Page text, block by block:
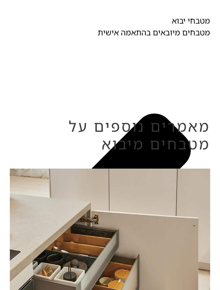
מטבחי יבוא
מטבחים מיובאים בהתאמה אישית
מאמרים נוספים על
מטבחים מיבוא